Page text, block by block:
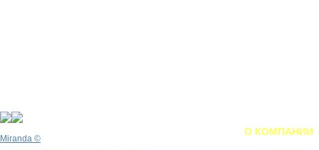
Miranda ©
О КОМПАНИИ